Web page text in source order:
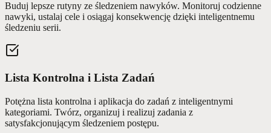
Buduj lepsze rutyny ze śledzeniem nawyków. Monitoruj codzienne
nawyki, ustalaj cele i osiągaj konsekwencję dzięki inteligentnemu
śledzeniu serii.
Lista Kontrolna i Lista Zadań
Potężna lista kontrolna i aplikacja do zadań z inteligentnymi
kategoriami. Twórz, organizuj i realizuj zadania z
satysfakcjonującym śledzeniem postępu.